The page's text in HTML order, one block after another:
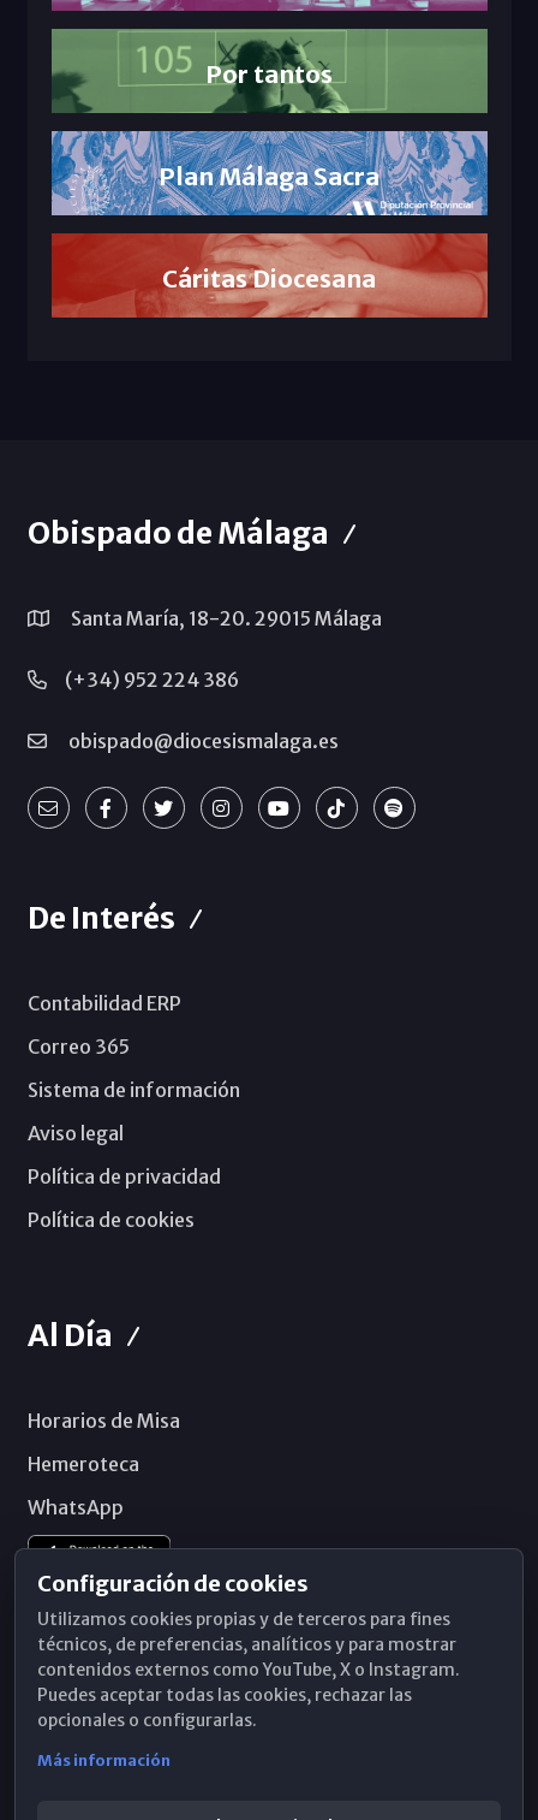
Por tantos
Plan Málaga Sacra
Cáritas Diocesana
Obispado de Málaga
Santa María, 18-20. 29015 Málaga
(+34) 952 224 386
obispado@diocesismalaga.es
De Interés
Contabilidad ERP
Correo 365
Sistema de información
Aviso legal
Política de privacidad
Política de cookies
Al Día
Horarios de Misa
Hemeroteca
WhatsApp
Configuración de cookies
Utilizamos cookies propias y de terceros para fines
técnicos, de preferencias, analíticos y para mostrar
contenidos externos como YouTube, X o Instagram.
Puedes aceptar todas las cookies, rechazar las
opcionales o configurarlas.
Más información